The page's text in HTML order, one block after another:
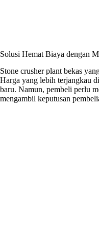
Solusi Hemat Biaya dengan
Stone crusher plant bekas
Harga yang lebih terjangkau
baru. Namun, pembeli perlu
mengambil keputusan